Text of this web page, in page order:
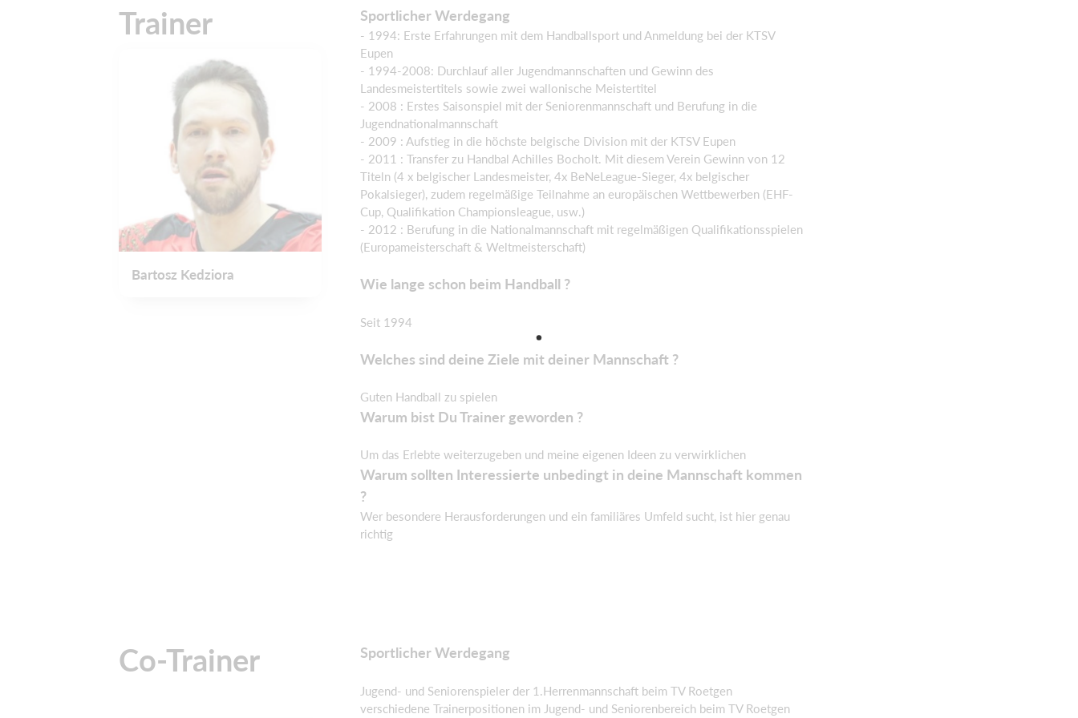
Trainer
Bartosz Kedziora
Sportlicher Werdegang
- 1994: Erste Erfahrungen mit dem Handballsport und Anmeldung bei der KTSV
Eupen
- 1994-2008: Durchlauf aller Jugendmannschaften und Gewinn des
Landesmeistertitels sowie zwei wallonische Meistertitel
- 2008 : Erstes Saisonspiel mit der Seniorenmannschaft und Berufung in die
Jugendnationalmannschaft
- 2009 : Aufstieg in die höchste belgische Division mit der KTSV Eupen
- 2011 : Transfer zu Handbal Achilles Bocholt. Mit diesem Verein Gewinn von 12
Titeln (4 x belgischer Landesmeister, 4x BeNeLeague-Sieger, 4x belgischer
Pokalsieger), zudem regelmäßige Teilnahme an europäischen Wettbewerben (EHF-
Cup, Qualifikation Championsleague, usw.)
- 2012 : Berufung in die Nationalmannschaft mit regelmäßigen Qualifikationsspielen
(Europameisterschaft & Weltmeisterschaft)
Wie lange schon beim Handball ?
Seit 1994
Welches sind deine Ziele mit deiner Mannschaft ?
Guten Handball zu spielen
Warum bist Du Trainer geworden ?
Um das Erlebte weiterzugeben und meine eigenen Ideen zu verwirklichen
Warum sollten Interessierte unbedingt in deine Mannschaft kommen
?
Wer besondere Herausforderungen und ein familiäres Umfeld sucht, ist hier genau
richtig
Co-Trainer Sportlicher Werdegang
Jugend- und Seniorenspieler der 1.Herrenmannschaft beim TV Roetgen
verschiedene Trainerpositionen im Jugend- und Seniorenbereich beim TV Roetgen